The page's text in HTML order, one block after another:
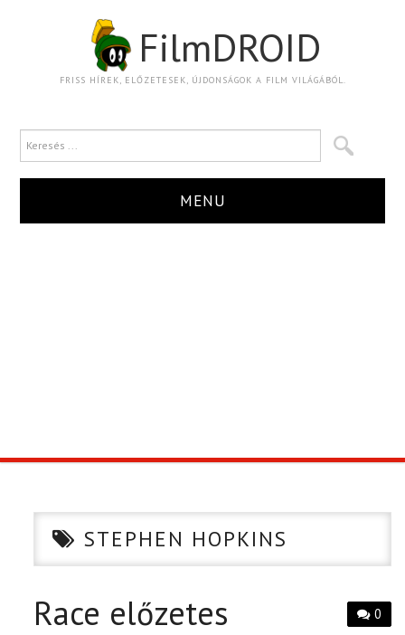
FilmDROID
FRISS HÍREK, ELŐZETESEK, ÚJDONSÁGOK A FILM VILÁGÁBÓL.
MENU
CIKK
PÓLÓ RENDELÉS
STEPHEN HOPKINS
0
Race előzetes